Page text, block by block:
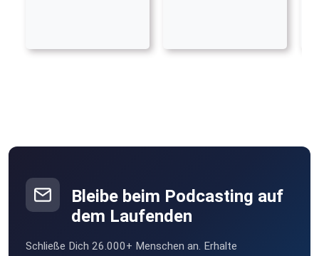
Bleibe beim Podcasting auf
dem Laufenden
Schließe Dich 26.000+ Menschen an. Erhalte